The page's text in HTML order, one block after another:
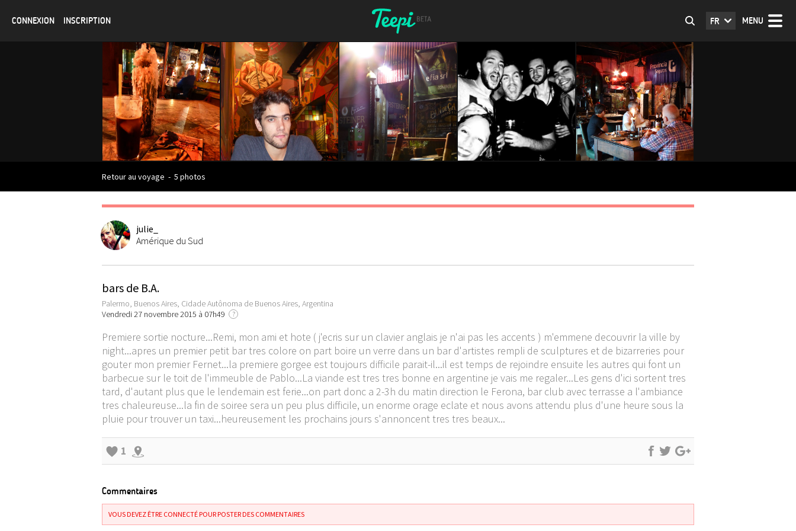
CONNEXION INSCRIPTION MENU
FR
Retour au voyage - 5 photos
julie_
Amérique du Sud
bars de B.A.
Palermo, Buenos Aires, Cidade Autônoma de Buenos Aires, Argentina
Vendredi 27 novembre 2015 à 07h49
?
Premiere sortie nocture...Remi, mon ami et hote ( j'ecris sur un clavier anglais je n'ai pas les accents ) m'emmene decouvrir la ville by
night...apres un premier petit bar tres colore on part boire un verre dans un bar d'artistes rempli de sculptures et de bizarreries pour
gouter mon premier Fernet...la premiere gorgee est toujours difficile parait-il...il est temps de rejoindre ensuite les autres qui font un
barbecue sur le toit de l'immeuble de Pablo...La viande est tres tres bonne en argentine je vais me regaler...Les gens d'ici sortent tres
tard, d'autant plus que le lendemain est ferie...on part donc a 2-3h du matin direction le Ferona, bar club avec terrasse a l'ambiance
tres chaleureuse...la fin de soiree sera un peu plus difficile, un enorme orage eclate et nous avons attendu plus d'une heure sous la
pluie pour trouver un taxi...heureusement les prochains jours s'annoncent tres tres beaux...
1
Commentaires
VOUS DEVEZ ÊTRE CONNECTÉ POUR POSTER DES COMMENTAIRES